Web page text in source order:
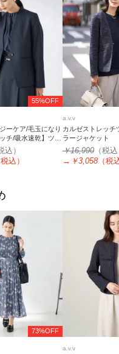
55%OFF
ーケア/毛玉になり
チ/吸水速乾】ツイ
ージャケット
込）
税込）
a.v.v
カルゼストレッチ
ラージャケット
￥16,990（税
→ ￥3,058（税
73%OFF
a.v.v